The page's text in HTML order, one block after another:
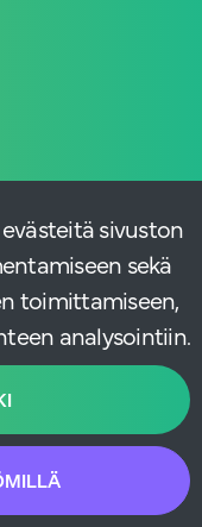
sivuston
sekä
toimittamiseen,
analysointiin.